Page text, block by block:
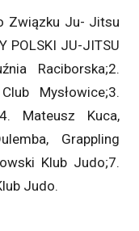
Związku Ju- Jitsu
POLSKI JU-JITSU
Raciborska;2.
Mysłowice;3.
Mateusz Kuca,
Grappling
Klub Judo;7.
Judo.